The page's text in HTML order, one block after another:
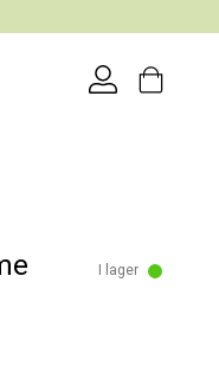
I lager